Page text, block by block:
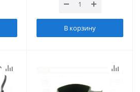
В корзину